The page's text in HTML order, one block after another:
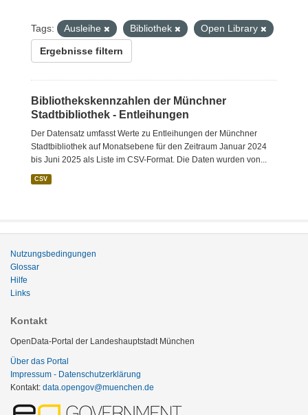
Tags: Ausleihe Bibliothek Open Library
Ergebnisse filtern
Bibliothekskennzahlen der Münchner
Stadtbibliothek - Entleihungen
Der Datensatz umfasst Werte zu Entleihungen der Münchner
Stadtbibliothek auf Monatsebene für den Zeitraum Januar 2024
bis Juni 2025 als Liste im CSV-Format. Die Daten wurden von...
CSV
Nutzungsbedingungen
Glossar
Hilfe
Links
Kontakt
OpenData-Portal der Landeshauptstadt München
Über das Portal
Impressum - Datenschutzerklärung
Kontakt: data.opengov@muenchen.de